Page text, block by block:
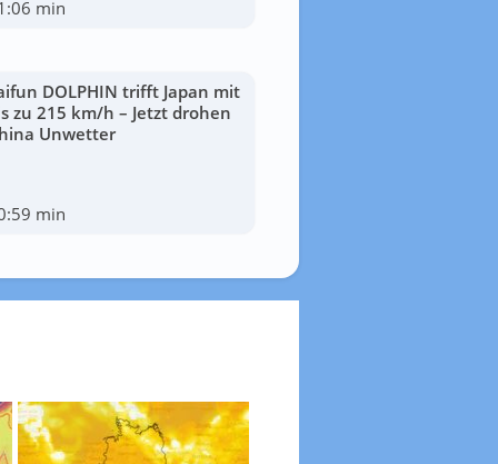
min
DOLPHIN trifft Japan mit
zu 215 km/h – Jetzt drohen
Unwetter
min